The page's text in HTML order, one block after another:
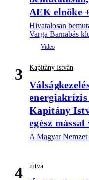
AEK elnöke
Hivatalosan
Varga Barnabás
3 Kapitány István
energiakrízis
Kapitány
egész
A Magyar
4 mtva